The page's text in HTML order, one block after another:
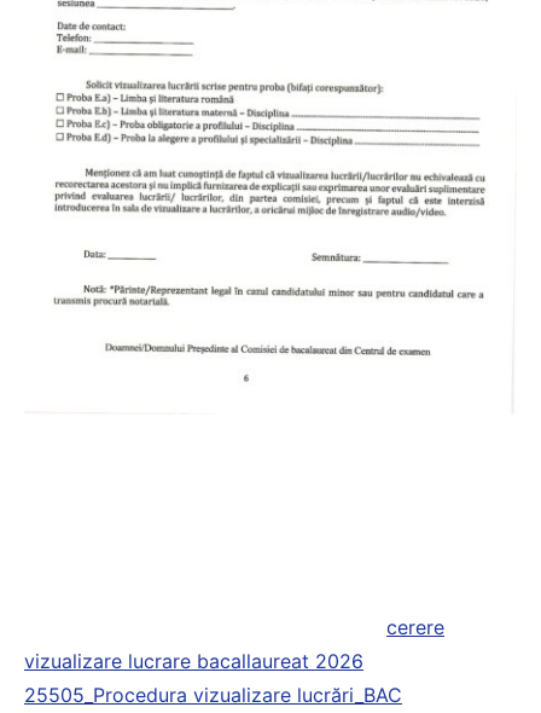
cerere
vizualizare lucrare bacallaureat 2026
25505_Procedura vizualizare lucrări_BAC